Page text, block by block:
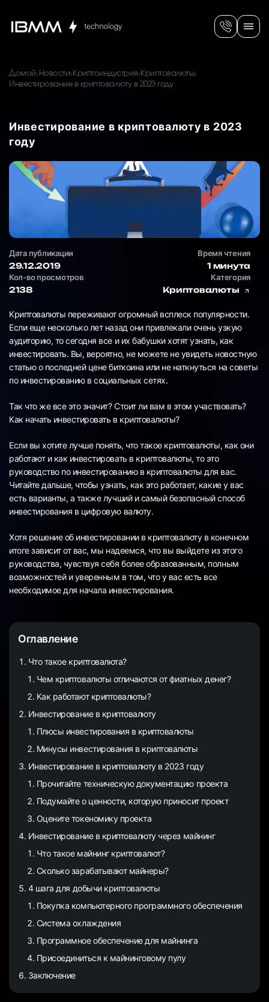
Домой Новости Криптоиндустрия Криптовалюты
Инвестирование в криптовалюту в 2023 году
Инвестирование в криптовалюту в 2023
году
Дата публикации
29.12.2019
Время чтения
1 минута
Кол-во просмотров
2138
Категория
Криптовалюты
Криптовалюты переживают огромный всплеск популярности.
Если еще несколько лет назад они привлекали очень узкую
аудиторию, то сегодня все и их бабушки хотят узнать, как
инвестировать. Вы, вероятно, не можете не увидеть новостную
статью о последней цене биткоина или не наткнуться на советы
по инвестированию в социальных сетях.
Так что же все это значит? Стоит ли вам в этом участвовать?
Как начать инвестировать в криптовалюты?
Если вы хотите лучше понять, что такое криптовалюты, как они
работают и как инвестировать в криптовалюты, то это
руководство по инвестированию в криптовалюты для вас.
Читайте дальше, чтобы узнать, как это работает, какие у вас
есть варианты, а также лучший и самый безопасный способ
инвестирования в цифровую валюту.
Хотя решение об инвестировании в криптовалюту в конечном
итоге зависит от вас, мы надеемся, что вы выйдете из этого
руководства, чувствуя себя более образованным, полным
возможностей и уверенным в том, что у вас есть все
необходимое для начала инвестирования.
Оглавление
Что такое криптовалюта?
Чем криптовалюты отличаются от фиатных денег?
Как работают криптовалюты?
Инвестирование в криптовалюту
Плюсы инвестирования в криптовалюты
Минусы инвестирования в криптовалюты
Инвестирование в криптовалюту в 2023 году
Прочитайте техническую документацию проекта
Подумайте о ценности, которую приносит проект
Оцените токеномику проекта
Инвестирование в криптовалюту через майнинг
Что такое майнинг криптовалют?
Сколько зарабатывают майнеры?
4 шага для добычи криптовалюты
Покупка компьютерного программного обеспечения
Система охлаждения
Программное обеспечение для майнинга
Присоединиться к майнинговому пулу
Заключение